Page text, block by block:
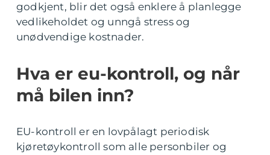
godkjent, blir det også enklere å planlegge
vedlikeholdet og unngå stress og
unødvendige kostnader.
Hva er eu-kontroll, og når
må bilen inn?
EU-kontroll er en lovpålagt periodisk
kjøretøykontroll som alle personbiler og